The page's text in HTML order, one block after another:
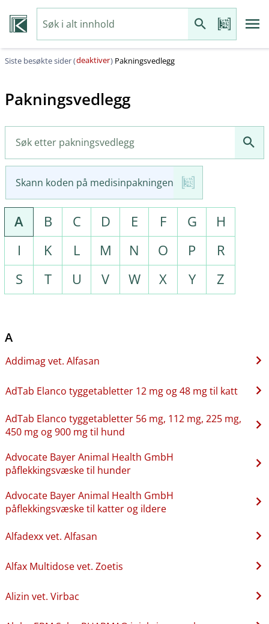
Siste besøkte sider (deaktiver) Pakningsvedlegg
Pakningsvedlegg
Skann koden på medisinpakningen
A B C D E F G
H
I
K L M N O P
R
S
T U V W X Y Z
A
Addimag vet. Alfasan
AdTab Elanco tyggetabletter 12 mg og 48 mg til katt
AdTab Elanco tyggetabletter 56 mg, 112 mg, 225 mg,
450 mg og 900 mg til hund
Advocate Bayer Animal Health GmbH
påflekkingsvæske til hunder
Advocate Bayer Animal Health GmbH
påflekkingsvæske til katter og ildere
Alfadexx vet. Alfasan
Alfax Multidose vet. Zoetis
Alizin vet. Virbac